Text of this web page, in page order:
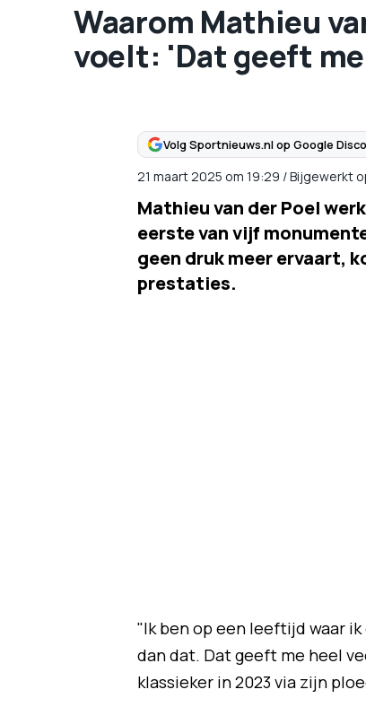
Waarom Mathieu
voelt: 'Dat geeft
Volg Sportnieuws.nl op Google
21 maart 2025 om 19:29 /Bijgewerkt
Mathieu van der Poel
eerste van vijf
geen druk meer ervaart,
prestaties.
"Ik ben op een leeftijd waar
dan dat. Dat geeft me heel
klassieker in 2023 via zijn